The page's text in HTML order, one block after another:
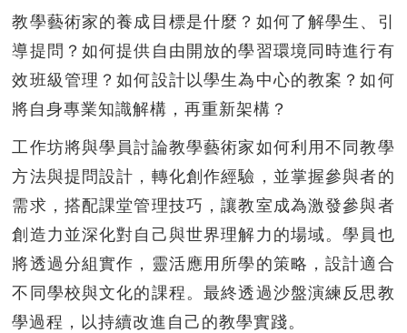
教學藝術家的養成目標是什麼？如何了解學生、引
導提問？如何提供自由開放的學習環境同時進行有
效班級管理？如何設計以學生為中心的教案？如何
將自身專業知識解構，再重新架構？
工作坊將與學員討論教學藝術家如何利用不同教學
方法與提問設計，轉化創作經驗，並掌握參與者的
需求，搭配課堂管理技巧，讓教室成為激發參與者
創造力並深化對自己與世界理解力的場域。學員也
將透過分組實作，靈活應用所學的策略，設計適合
不同學校與文化的課程。最終透過沙盤演練反思教
學過程，以持續改進自己的教學實踐。